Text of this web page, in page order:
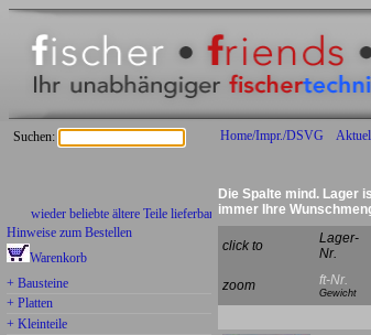
Home/Impr./DSVG
Suchen:
wieder beliebte ältere Teile lieferbar:
Hinweise zum Bestellen
Warenkorb
+ Bausteine
+ Platten
+ Kleinteile
Die Spalte mind. Lager
immer Ihre
click to
Lager-
Nr.
zoom ft-Nr.
Gewicht